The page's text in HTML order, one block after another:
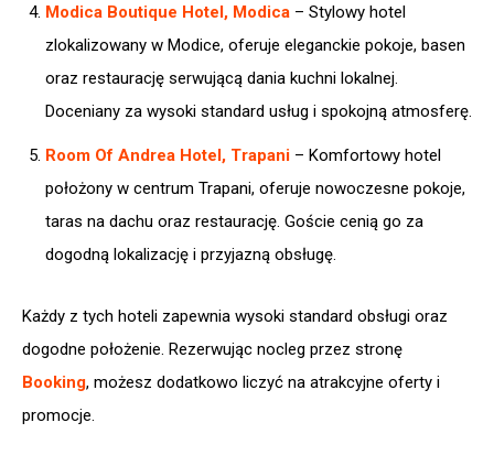
Modica Boutique Hotel, Modica – Stylowy hotel
zlokalizowany w Modice, oferuje eleganckie pokoje, basen
oraz restaurację serwującą dania kuchni lokalnej.
Doceniany za wysoki standard usług i spokojną atmosferę.
Room Of Andrea Hotel, Trapani – Komfortowy hotel
położony w centrum Trapani, oferuje nowoczesne pokoje,
taras na dachu oraz restaurację. Goście cenią go za
dogodną lokalizację i przyjazną obsługę.
Każdy z tych hoteli zapewnia wysoki standard obsługi oraz
dogodne położenie. Rezerwując nocleg przez stronę
Booking, możesz dodatkowo liczyć na atrakcyjne oferty i
promocje.